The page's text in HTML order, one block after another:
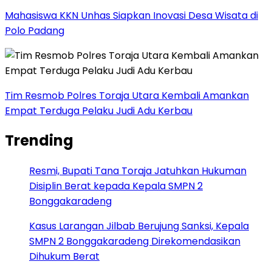
Mahasiswa KKN Unhas Siapkan Inovasi Desa Wisata di
Polo Padang
Tim Resmob Polres Toraja Utara Kembali Amankan
Empat Terduga Pelaku Judi Adu Kerbau
Trending
Resmi, Bupati Tana Toraja Jatuhkan Hukuman
Disiplin Berat kepada Kepala SMPN 2
Bonggakaradeng
Kasus Larangan Jilbab Berujung Sanksi, Kepala
SMPN 2 Bonggakaradeng Direkomendasikan
Dihukum Berat